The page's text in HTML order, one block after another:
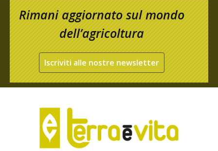
Rimani aggiornato sul mondo
dell’agricoltura
Iscriviti alle nostre newsletter